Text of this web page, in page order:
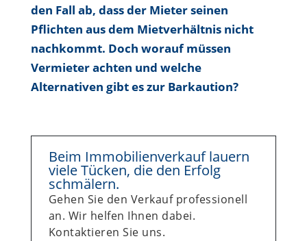
den Fall ab, dass der Mieter seinen
Pflichten aus dem Mietverhältnis nicht
nachkommt. Doch worauf müssen
Vermieter achten und welche
Alternativen gibt es zur Barkaution?
Beim Immobilienverkauf lauern
viele Tücken, die den Erfolg
schmälern.
Gehen Sie den Verkauf professionell
an. Wir helfen Ihnen dabei.
Kontaktieren Sie uns.